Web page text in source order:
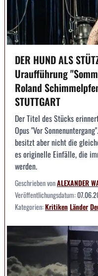
DER HUND ALS
Uraufführung
Roland
STUTTGART
Der Titel des Stücks
Opus "Vor
besitzt aber nicht die
es originelle Einfälle, die
werden.
Geschrieben vonALEXANDER
Veröffentlichungsdatum:
Kategorien:KritikenLänder